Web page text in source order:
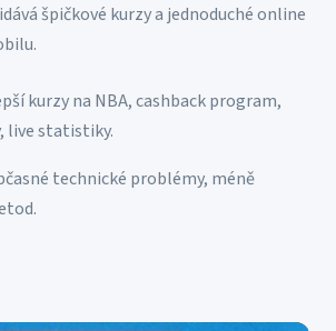
špičkové kurzy a jednoduché online
kurzy na NBA, cashback program,
live statistiky.
technické problémy, méně